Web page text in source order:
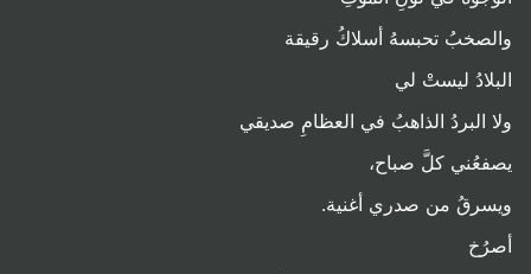
والصخبُ تحبسهُ أسلاكُ رقيقة
البلادُ ليستْ لي
ولا البردُ الذاهبُ في العظامِ صديقي
يصفعُني كلَّ صباح،
ويسرقُ من صدري أغنية.
أصرُخ
VISIT WEBSITE